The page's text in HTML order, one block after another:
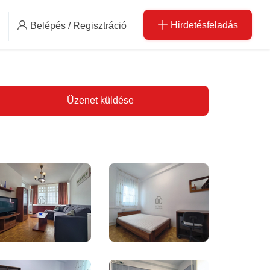
Belépés / Regisztráció Hirdetésfeladás
Üzenet küldése